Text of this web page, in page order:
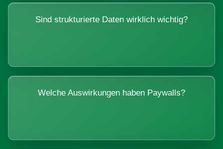
Sind strukturierte Daten wirklich wichtig?
Welche Auswirkungen haben Paywalls?